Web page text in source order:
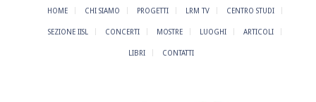
HOME CHI SIAMO PROGETTI LRM TV CENTRO STUDI
SEZIONE IISL CONCERTI MOSTRE LUOGHI ARTICOLI
LIBRI CONTATTI